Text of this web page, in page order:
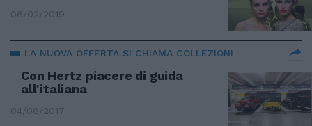
06/02/2019
LA NUOVA OFFERTA SI CHIAMA COLLEZIONI
Con Hertz piacere di guida
all'italiana
04/08/2017